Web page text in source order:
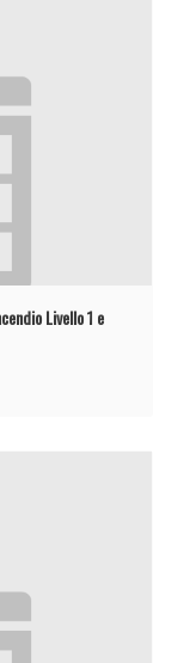
Livello 1 e